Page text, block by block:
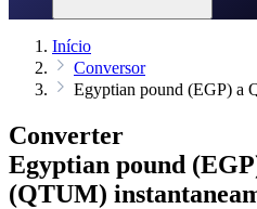
Início
Conversor
Egyptian pound (EGP) a
Converter
Egyptian pound
(QTUM)